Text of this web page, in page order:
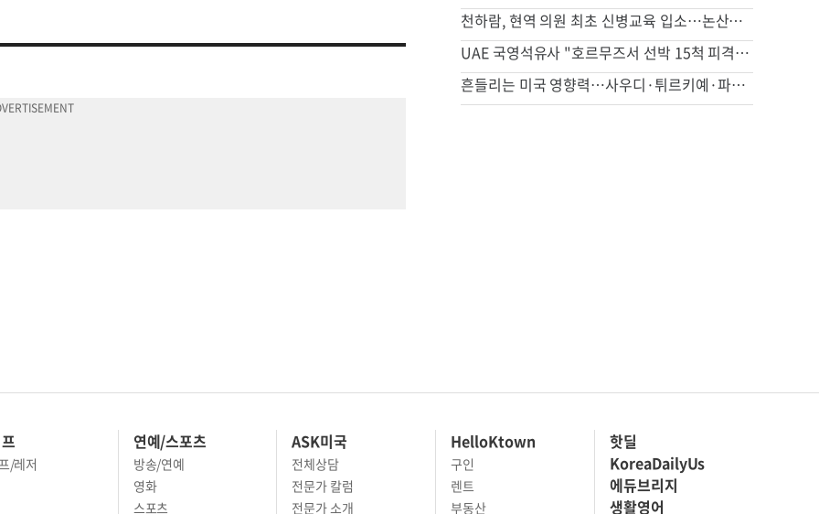
천하람, 현역 의원 최초 신병교육 입소…논산서 2박3일 생활
UAE 국영석유사 "호르무즈서 선박 15척 피격…이번주에도 3척"
흔들리는 미국 영향력…사우디·튀르키예·파키스탄 안보 손잡았다(종합)
연예/스포츠
방송/연예
ASK미국
전체상담
HelloKtown
구인
핫딜
KoreaDailyUs